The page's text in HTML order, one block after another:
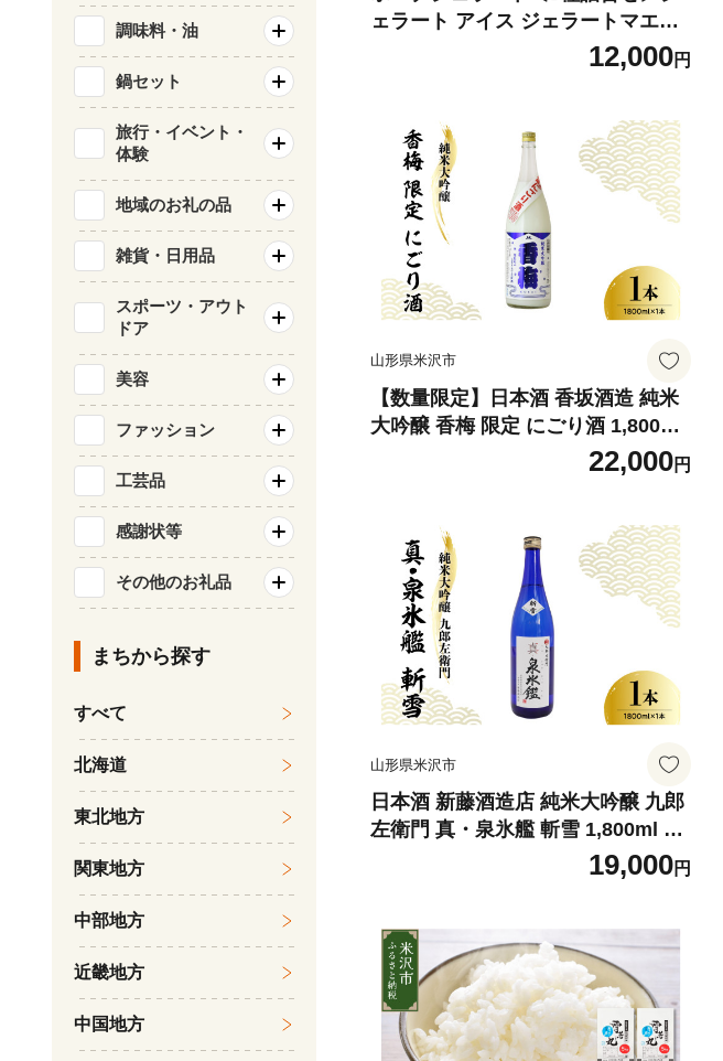
ェラート アイス ジェラートマエス
トロ パウチタイプ ポーチ パウチ ジ
ェラート アイス 5種 詰合せ アソー
ツ 個包装 携帯 持ち運び 手軽 便利
小分け ギフト 贈り物 お取り寄せ お
中元 ご褒美 ひんやり なめらか 濃厚
フレーバー 食べ比べ 夏 アウトドア
ピクニック フェス クールダウン 山
形県米沢市 米沢市 米沢
12,000円
山形県米沢市
【数量限定】日本酒 香坂酒造 純米
大吟醸 香梅 限定 にごり酒 1,800ml
【要冷蔵】 ／ 出羽燦々 要冷蔵 日本
酒 酒 お酒 地酒 純米大吟醸酒 アル
県 米沢市
22,000円
山形県米沢市
日本酒 新藤酒造店 純米大吟醸 九郎
左衛門 真・泉氷艦 斬雪 1,800ml ／
日本酒 新藤酒造店 酒 お酒 山形県
19,000円
調味料・油
鍋セット
旅行・イベント・
体験
地域のお礼の品
雑貨・日用品
スポーツ・アウト
ドア
美容
ファッション
工芸品
感謝状等
その他のお礼品
まちから探す
すべて
北海道
東北地方
関東地方
中部地方
近畿地方
中国地方